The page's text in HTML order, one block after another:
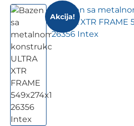
Akcija!